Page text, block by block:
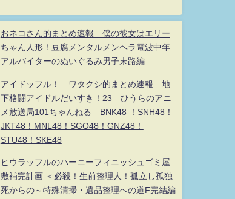
おネコさん的まとめ速報 僕の彼女はエリー
ちゃん人形！豆腐メンタルメンヘラ電波中年
アルバイターのぬいぐるみ男子末路編
アイドッフル！ ワタクシ的まとめ速報 地
下格闘アイドルだいすき！23 ひうらのアニ
メ放送局101ちゃんねる BNK48 ！SNH48！
JKT48！MNL48！SGO48！GNZ48！
STU48！SKE48
ヒウラッフルのハーニーフィニッシュゴミ屋
敷補完計画 ＜必殺！生前整理人！孤立し孤独
死からの～特殊清掃・遺品整理への道F完結編